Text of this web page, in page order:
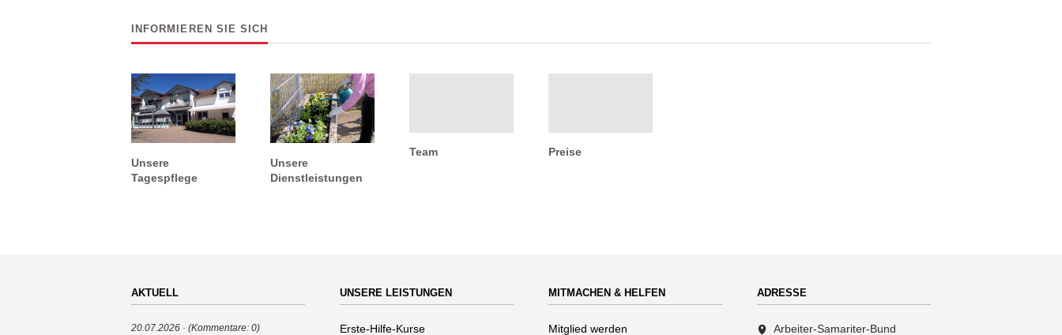
INFORMIEREN SIE SICH
Unsere
Tagespflege
Unsere
Dienstleistungen
Team Preise
AKTUELL
20.07.2026 (Kommentare: 0)
UNSERE LEISTUNGEN
Navigation
Erste-Hilfe-Kurse
MITMACHEN & HELFEN
Navigation
Mitglied werden
ADRESSE
Arbeiter-Samariter-Bund